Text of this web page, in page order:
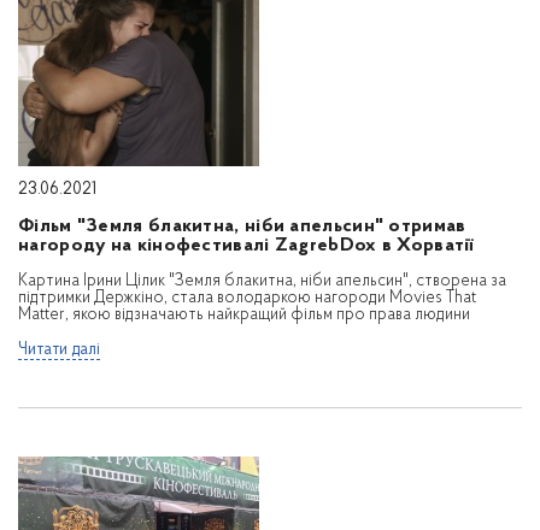
23.06.2021
Фільм "Земля блакитна, ніби апельсин" отримав
нагороду на кінофестивалі ZagrebDox в Хорватії
Картина Ірини Цілик "Земля блакитна, ніби апельсин", створена за
підтримки Держкіно, стала володаркою нагороди Movies That
Matter, якою відзначають найкращий фільм про права людини
Читати далі